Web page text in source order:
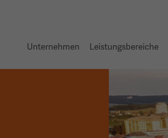
Unternehmen Leistungsbereiche